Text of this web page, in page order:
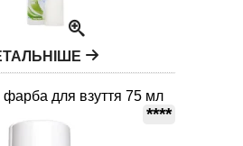
фарба для взуття 75 мл
****